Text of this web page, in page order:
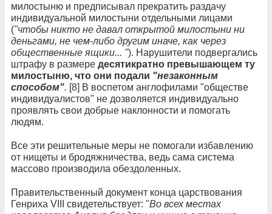
милостыню и предписывал прекратить раздачу
индивидуальной милостыни отдельными лицами
("чтобы никто не давал открытой милостыни ни
деньгами, не чем-либо другим иначе, как через
общественные ящики... "). Нарушители подвергались
штрафу в размере десятикратно превышающем ту
милостыню, что они подали "незаконным
способом". [8] В воспетом англофилами "обществе
индивидуалистов" не дозволяется индивидуально
проявлять свои добрые наклонности и помогать
людям.
Все эти решительные меры не помогали избавлению
от нищеты и бродяжничества, ведь сама система
массово производила обездоленных.
Правительственный документ конца царствования
Генриха VIII свидетельствует: "Во всех местах